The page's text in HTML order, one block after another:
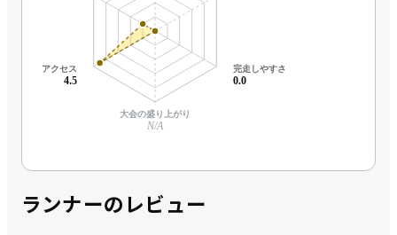
完走しやすさ
0.0
大会の盛り上がり
N/A
アクセス
4.5
ランナーのレビュー